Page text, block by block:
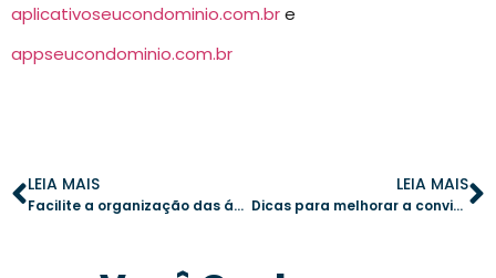
aplicativoseucondominio.com.bre
appseucondominio.com.br
LEIA MAIS
Facilite a organização das áreas comuns do condomínio com um aplicativo de gestão
LEIA MAIS
Dicas para melhorar a convivência entre os moradores do condomínio